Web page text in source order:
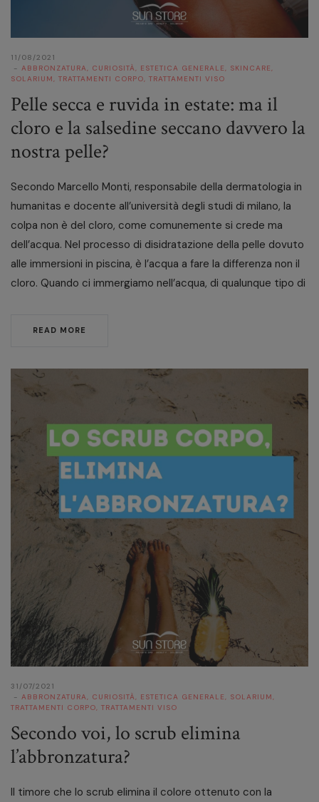
11/08/2021
ABBRONZATURA, CURIOSITÀ, ESTETICA GENERALE, SKINCARE,
SOLARIUM, TRATTAMENTI CORPO, TRATTAMENTI VISO
Pelle secca e ruvida in estate: ma il
cloro e la salsedine seccano davvero la
nostra pelle?
Secondo Marcello Monti, responsabile della dermatologia in
humanitas e docente all’università degli studi di milano, la
colpa non è del cloro, come comunemente si crede ma
dell’acqua. Nel processo di disidratazione della pelle dovuto
alle immersioni in piscina, è l’acqua a fare la differenza non il
cloro. Quando ci immergiamo nell’acqua, di qualunque tipo di
READ MORE
31/07/2021
ABBRONZATURA, CURIOSITÀ, ESTETICA GENERALE, SOLARIUM,
TRATTAMENTI CORPO, TRATTAMENTI VISO
Secondo voi, lo scrub elimina
l’abbronzatura?
Il timore che lo scrub elimina il colore ottenuto con la